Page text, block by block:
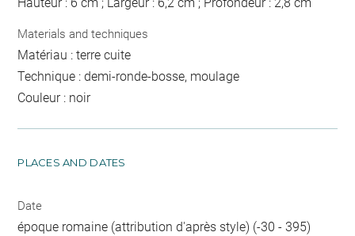
Materials and techniques
Matériau : terre cuite
Technique : demi-ronde-bosse, moulage
Couleur : noir
PLACES AND DATES
Date
époque romaine (attribution d'après style) (-30 - 395)